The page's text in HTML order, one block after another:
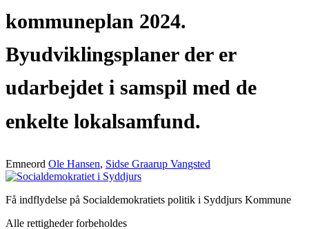
kommuneplan 2024.
Byudviklingsplaner der er
udarbejdet i samspil med de
enkelte lokalsamfund.
Emneord Ole Hansen, Sidse Graarup Vangsted
Få indflydelse på Socialdemokratiets politik i Syddjurs Kommune
Alle rettigheder forbeholdes